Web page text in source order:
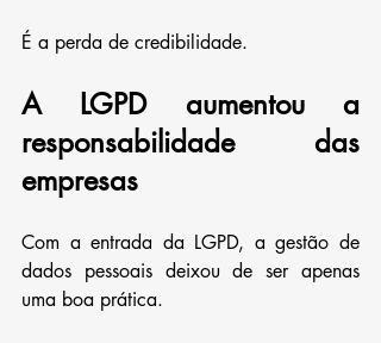
É a perda de credibilidade.
A LGPD aumentou a
responsabilidade das
empresas
Com a entrada da LGPD, a gestão de
dados pessoais deixou de ser apenas
uma boa prática.